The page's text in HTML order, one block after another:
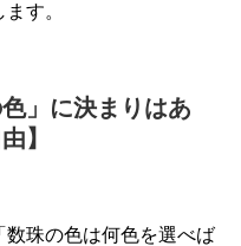
す。
」に決まりはあ
】
珠の色は何色を選べば